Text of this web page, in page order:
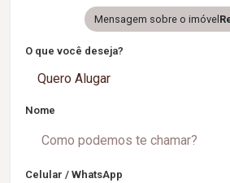
Mensagem sobre o imóvel
O que você deseja?
Quero Alugar
Nome
Celular / WhatsApp